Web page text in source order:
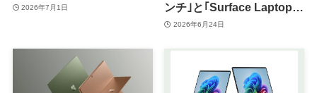
2026年7月1日
ンチ｣と｢Surface Laptop
13インチ｣の8GB RAMモデ
2026年6月24日